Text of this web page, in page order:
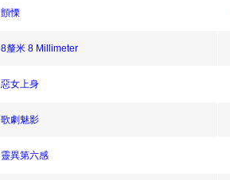
顫慄
8釐米 8 Millimeter
惡女上身
歌劇魅影
靈異第六感